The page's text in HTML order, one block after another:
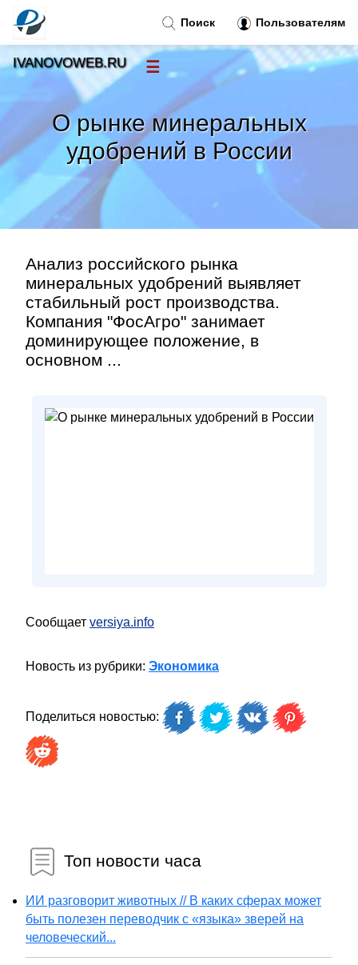
О рынке минеральных
удобрений в России
Анализ российского рынка
минеральных удобрений выявляет
стабильный рост производства.
Компания "ФосАгро" занимает
доминирующее положение, в
основном ...
Сообщает versiya.info
Новость из рубрики: Экономика
Поделиться новостью:
Топ новости часа
ИИ разговорит животных // В каких сферах может
быть полезен переводчик с «языка» зверей на
человеческий...
Поиск Пользователям
IVANOVOWEB.RU ☰
Новости
Тренды новостей»
Рубрики»
Правила»
Контакт»